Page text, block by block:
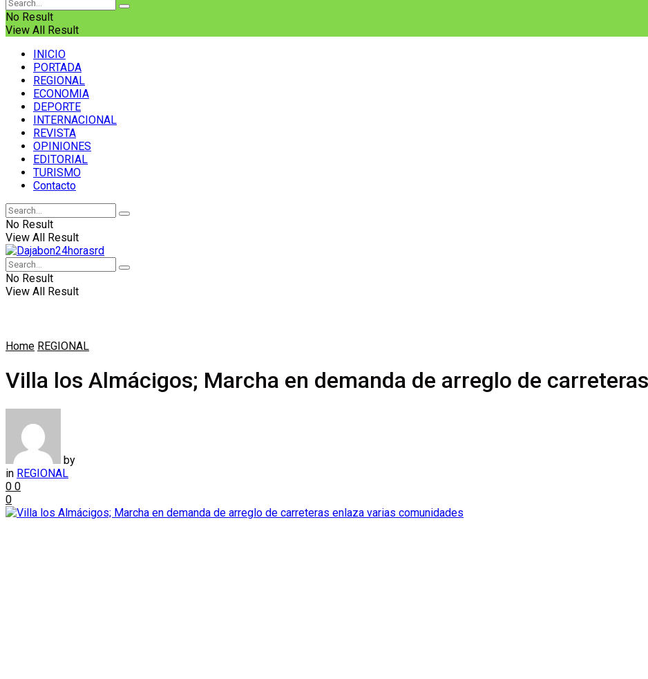
No Result
View All Result
INICIO
PORTADA
REGIONAL
ECONOMIA
DEPORTE
INTERNACIONAL
REVISTA
OPINIONES
EDITORIAL
TURISMO
Contacto
No Result
View All Result
No Result
View All Result
Home REGIONAL
Villa los Almácigos; Marcha en demanda de arreglo de
by
in REGIONAL
0 0
0